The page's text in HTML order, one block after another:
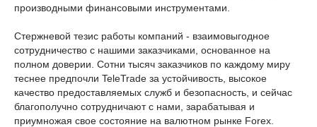
производными финансовыми инструментами.
Стержневой тезис работы компаний - взаимовыгодное
сотрудничество с нашими заказчиками, основанное на
полном доверии. Сотни тысяч заказчиков по каждому миру
теснее предпочли TeleTrade за устойчивость, высокое
качество предоставляемых служб и безопасность, и сейчас
благополучно сотрудничают с нами, зарабатывая и
приумножая свое состояние на валютном рынке Forex.